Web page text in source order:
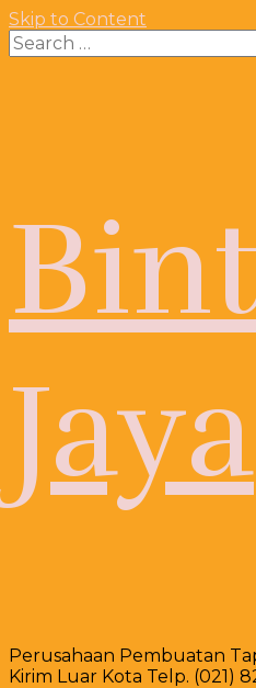
Skip to Content
Search
for:
Jaya
Perusahaan Pembuatan
Kirim Luar Kota Telp. (021)